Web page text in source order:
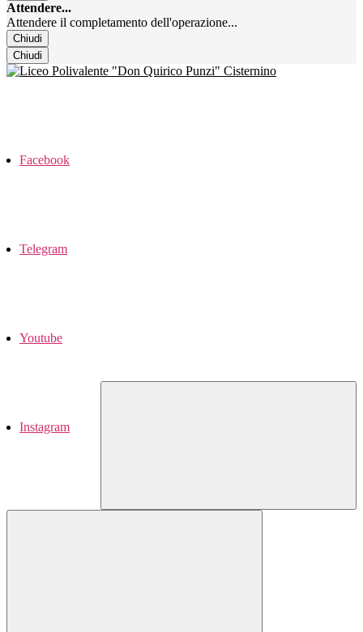
Attendere...
Attendere il completamento dell'operazione...
Chiudi
Chiudi
Facebook
Telegram
Youtube
Instagram